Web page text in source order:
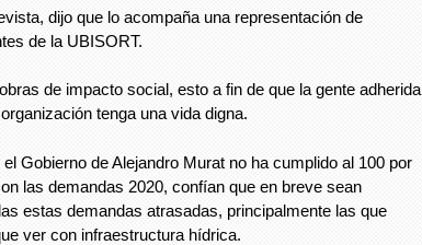
dijo que lo acompaña una representación de
de la UBISORT.
de impacto social, esto a fin de que la gente adherida
tenga una vida digna.
el Gobierno de Alejandro Murat no ha cumplido al 100 por
las demandas 2020, confían que en breve sean
estas demandas atrasadas, principalmente las que
ver con infraestructura hídrica.